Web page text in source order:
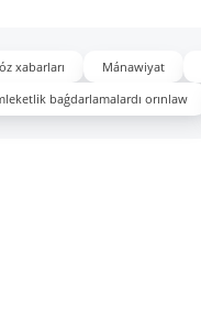
xabarları Mánawiyat
baǵdarlamalardı orınlaw